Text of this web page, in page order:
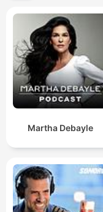
Martha Debayle